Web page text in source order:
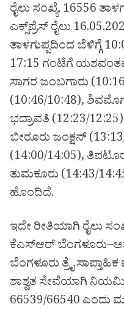
ರೈಲು ಸಂಖ್ಯೆ. 16556
ಎಕ್ಸ್‌ಪ್ರೆಸ್ ರೈಲು
ತಾಳಗುಪ್ಪದಿಂದ ಬೆಳಿಗ್ಗೆ
17:15 ಗಂಟೆಗೆ
ಸಾಗರ ಜಂಬಗಾರು
(10:46/10:48),
ಭದ್ರಾವತಿ (12:23/
ಬೀರೂರು ಜಂಕ್ಷನ್
(14:00/14:05),
ತುಮಕೂರು (14:43/
ಹೊಂದಿದೆ.
ಇದೇ ರೀತಿಯಾಗಿ ರೈಲು
ಕೆಎಸ್‌ಆರ್
ಬೆಂಗಳೂರು ತ್ರೈ
ಶಾಶ್ವತ ಸೇವೆಯಾಗಿ
66539/66540 ಎಂದು